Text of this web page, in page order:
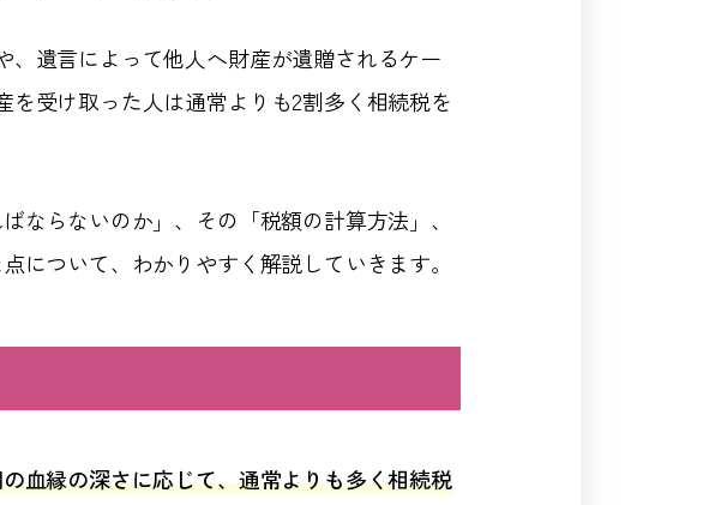
遺言によって他人へ財産が遺贈されるケー
受け取った人は通常よりも2割多く相続税を
ならないのか」、その「税額の計算方法」、
について、わかりやすく解説していきます。
血縁の深さに応じて、通常よりも多く相続税